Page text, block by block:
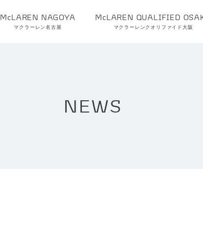
McLAREN NAGOYA
マクラーレン名古屋
McLAREN QUALIFIED
マクラーレンクオリファイド大阪
NEWS